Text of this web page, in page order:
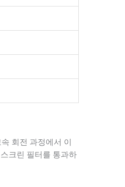
회전 과정에서 이
크린 필터를 통과하